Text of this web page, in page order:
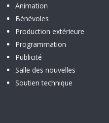
Animation
Bénévoles
Production extérieure
Programmation
Publicité
Salle des nouvelles
Soutien technique